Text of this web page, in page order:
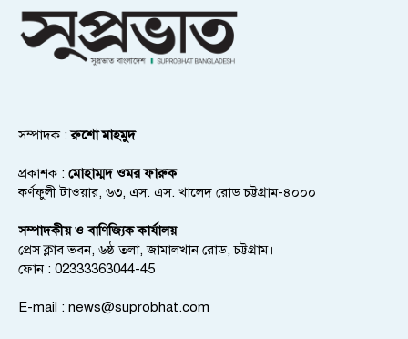
সম্পাদক :রুশো মাহমুদ
প্রকাশক : মোহাম্মদ ওমর ফারুক
কর্ণফুলী টাওয়ার, ৬৩, এস. এস. খালেদ রোড চট্টগ্রাম-৪০০০
সম্পাদকীয় ও বাণিজ্যিক কার্যালয়
প্রেস ক্লাব ভবন, ৬ষ্ঠ তলা, জামালখান রোড, চট্টগ্রাম।
ফোন : 02333363044-45
E-mail : news@suprobhat.com